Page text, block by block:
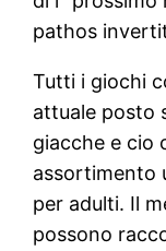
pathos
Tutti i giochi
attuale posto
giacche e cio
assortimento
per adulti. Il
possono